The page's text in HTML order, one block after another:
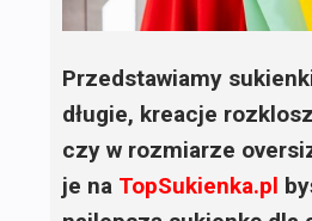
Przedstawiamy
długie, kreacje
czy w rozmiarze
je na TopSukienka.pl